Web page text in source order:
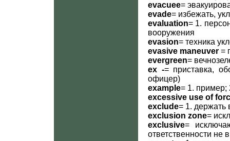
evacuee=
evade= избежать,
evaluation= 1.
вооружения
evasion= техника
evasive maneuver =
evergreen=
ex -= приставка,
офицер)
example= 1. пример;
excessive use of
exclude= 1. держать
exclusion zone=
exclusive=
ответственности не